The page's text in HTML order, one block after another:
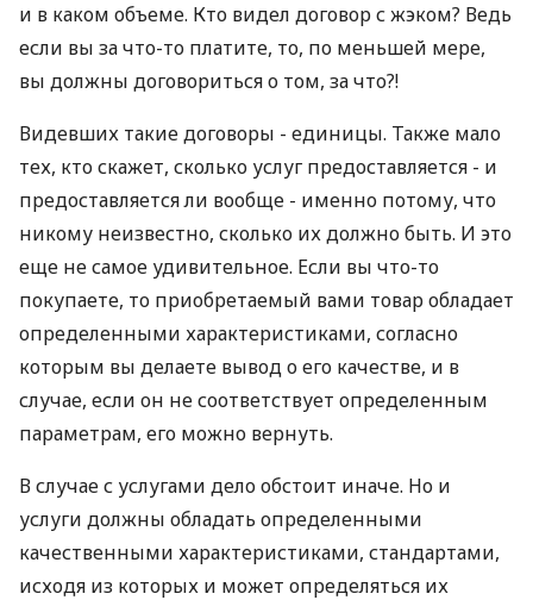
и в каком объеме. Кто видел договор с жэком? Ведь
если вы за что-то платите, то, по меньшей мере,
вы должны договориться о том, за что?!
Видевших такие договоры - единицы. Также мало
тех, кто скажет, сколько услуг предоставляется - и
предоставляется ли вообще - именно потому, что
никому неизвестно, сколько их должно быть. И это
еще не самое удивительное. Если вы что-то
покупаете, то приобретаемый вами товар обладает
определенными характеристиками, согласно
которым вы делаете вывод о его качестве, и в
случае, если он не соответствует определенным
параметрам, его можно вернуть.
В случае с услугами дело обстоит иначе. Но и
услуги должны обладать определенными
качественными характеристиками, стандартами,
исходя из которых и может определяться их